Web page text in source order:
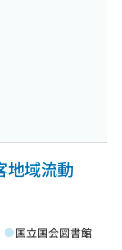
地域流動
国立国会図書館